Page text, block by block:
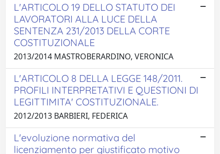
L'ARTICOLO 19 DELLO STATUTO DEI
LAVORATORI ALLA LUCE DELLA
SENTENZA 231/2013 DELLA CORTE
COSTITUZIONALE
2013/2014 MASTROBERARDINO, VERONICA
L'ARTICOLO 8 DELLA LEGGE 148/2011.
PROFILI INTERPRETATIVI E QUESTIONI DI
LEGITTIMITA' COSTITUZIONALE.
2012/2013 BARBIERI, FEDERICA
L'evoluzione normativa del
licenziamento per giustificato motivo